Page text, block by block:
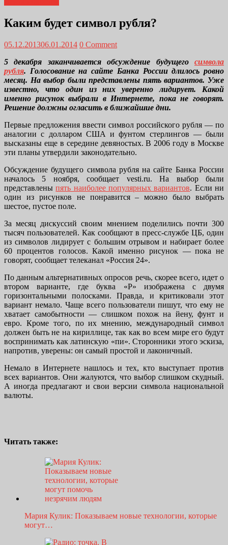
Каким будет символ рубля?
05.12.201306.01.2014 0 Comment
5 декабря заканчивается обсуждение будущего символа
рубля. Голосование на сайте Банка России длилось ровно
месяц. На выбор были представлены пять вариантов. Уже
известно, что один из них уверенно лидирует. Какой
именно рисунок выбрали в Интернете, пока не говорят.
Решение должны огласить в ближайшие дни.
Первые предложения ввести символ российского рубля — по
аналогии с долларом США и фунтом стерлингов — были
высказаны еще в середине девяностых. В 2006 году в Москве
эти планы утвердили законодательно.
Обсуждение будущего символа рубля на сайте Банка России
началось 5 ноября, сообщает vesti.ru. На выбор были
представленыпять наиболее популярных вариантов. Если ни
один из рисунков не понравится – можно было выбрать
шестое, пустое поле.
За месяц дискуссий своим мнением поделились почти 300
тысяч пользователей. Как сообщают в пресс-службе ЦБ, один
из символов лидирует с большим отрывом и набирает более
60 процентов голосов. Какой именно рисунок — пока не
говорят, сообщает телеканал «Россия 24».
По данным альтернативных опросов речь, скорее всего, идет о
втором варианте, где буква «Р» изображена с двумя
горизонтальными полосками. Правда, и критиковали этот
вариант немало. Чаще всего пользователи пишут, что ему не
хватает самобытности — слишком похож на йену, фунт и
евро. Кроме того, по их мнению, международный символ
должен быть не на кириллице, так как во всем мире его будут
воспринимать как латинскую «пи». Сторонники этого эскиза,
напротив, уверены: он самый простой и лаконичный.
Немало в Интернете нашлось и тех, кто выступает против
всех вариантов. Они жалуются, что выбор слишком скудный.
А иногда предлагают и свои версии символа национальной
валюты.
Читать также:
Мария Кулик: Показываем новые технологии, которые
могут…